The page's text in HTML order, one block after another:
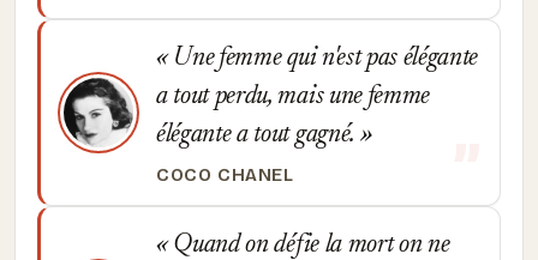
Une femme qui n'est pas élégante
a tout perdu, mais une femme
élégante a tout gagné.
COCO CHANEL
Quand on défie la mort on ne